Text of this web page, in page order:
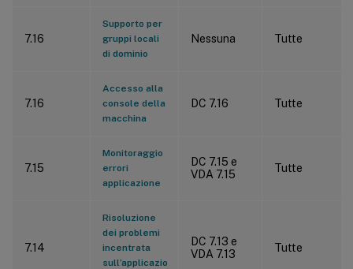
7.16
Supporto per
gruppi locali
di dominio
Nessuna Tutte
7.16
Accesso alla
console della
macchina
DC 7.16 Tutte
7.15
Monitoraggio
errori
applicazione
DC 7.15 e
VDA 7.15
Tutte
7.14
Risoluzione
dei problemi
incentrata
sull’applicazio
DC 7.13 e
VDA 7.13
Tutte